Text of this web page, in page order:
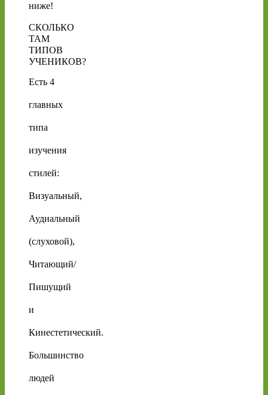
ниже!
СКОЛЬКО
ТАМ
ТИПОВ
УЧЕНИКОВ?
Есть 4
главных
типа
изучения
стилей:
Визуальный,
Аудиальный
(слуховой),
Читающий/
Пишущий
и
Кинестетический.
Большинство
людей